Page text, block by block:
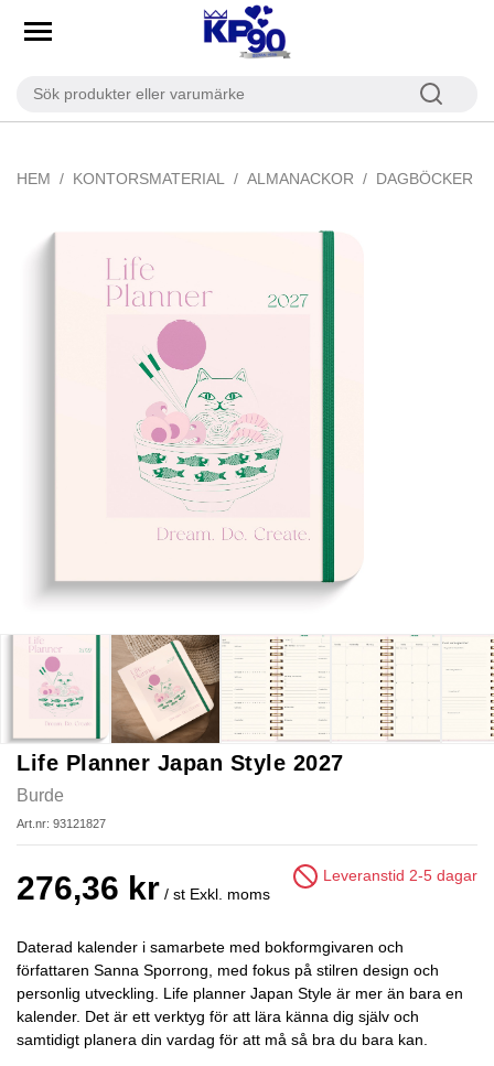
HEM KONTORSMATERIAL ALMANACKOR DAGBÖCKER
Life Planner Japan Style 2027
Burde
Art.nr: 93121827
276,36 kr / st Exkl. moms
Leveranstid 2-5 dagar
Daterad kalender i samarbete med bokformgivaren och
författaren Sanna Sporrong, med fokus på stilren design och
personlig utveckling. Life planner Japan Style är mer än bara en
kalender. Det är ett verktyg för att lära känna dig själv och
samtidigt planera din vardag för att må så bra du bara kan.